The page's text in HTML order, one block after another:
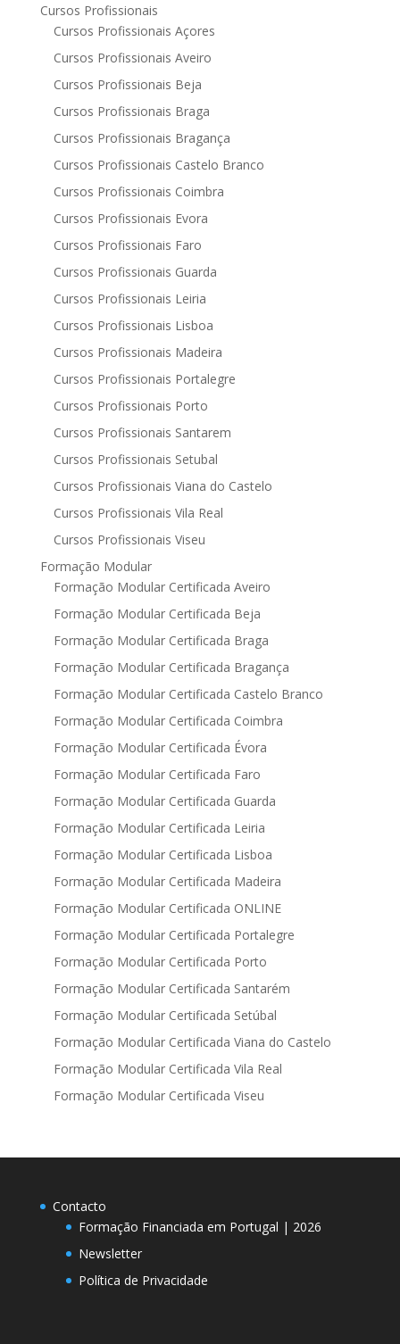
Cursos Profissionais
Cursos Profissionais Açores
Cursos Profissionais Aveiro
Cursos Profissionais Beja
Cursos Profissionais Braga
Cursos Profissionais Bragança
Cursos Profissionais Castelo Branco
Cursos Profissionais Coimbra
Cursos Profissionais Evora
Cursos Profissionais Faro
Cursos Profissionais Guarda
Cursos Profissionais Leiria
Cursos Profissionais Lisboa
Cursos Profissionais Madeira
Cursos Profissionais Portalegre
Cursos Profissionais Porto
Cursos Profissionais Santarem
Cursos Profissionais Setubal
Cursos Profissionais Viana do Castelo
Cursos Profissionais Vila Real
Cursos Profissionais Viseu
Formação Modular
Formação Modular Certificada Aveiro
Formação Modular Certificada Beja
Formação Modular Certificada Braga
Formação Modular Certificada Bragança
Formação Modular Certificada Castelo Branco
Formação Modular Certificada Coimbra
Formação Modular Certificada Évora
Formação Modular Certificada Faro
Formação Modular Certificada Guarda
Formação Modular Certificada Leiria
Formação Modular Certificada Lisboa
Formação Modular Certificada Madeira
Formação Modular Certificada ONLINE
Formação Modular Certificada Portalegre
Formação Modular Certificada Porto
Formação Modular Certificada Santarém
Formação Modular Certificada Setúbal
Formação Modular Certificada Viana do Castelo
Formação Modular Certificada Vila Real
Formação Modular Certificada Viseu
Contacto
Formação Financiada em Portugal | 2026
Newsletter
Política de Privacidade